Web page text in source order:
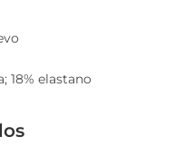
18% elastano